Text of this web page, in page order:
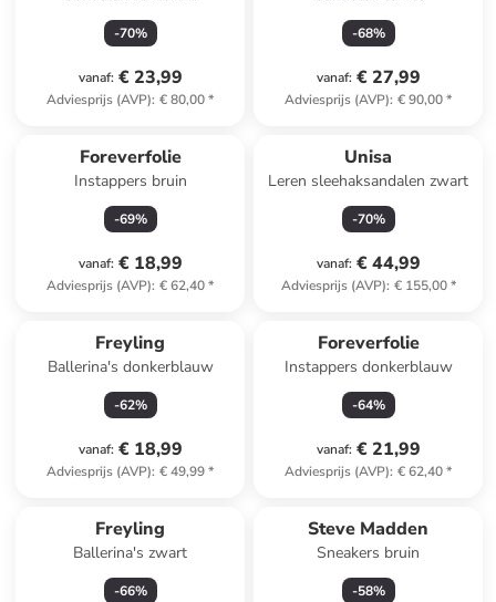
-70%
vanaf: € 23,99
Adviesprijs (AVP): € 80,00*
-68%
vanaf: € 27,99
Adviesprijs (AVP): € 90,00*
Foreverfolie
Instappers bruin
-69%
vanaf: € 18,99
Adviesprijs (AVP): € 62,40*
Unisa
Leren sleehaksandalen zwart
-70%
vanaf: € 44,99
Adviesprijs (AVP): € 155,00*
Freyling
Ballerina's donkerblauw
-62%
vanaf: € 18,99
Adviesprijs (AVP): € 49,99*
Foreverfolie
Instappers donkerblauw
-64%
vanaf: € 21,99
Adviesprijs (AVP): € 62,40*
Freyling
Ballerina's zwart
-66%
Steve Madden
Sneakers bruin
-58%